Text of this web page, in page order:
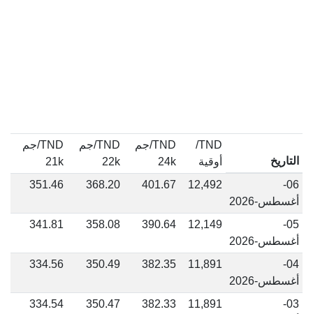
التاريخ
TND/
أوقية
TND/جم
24k
TND/جم
22k
TND/جم
21k
06-
أغسطس-2026
12,492
401.67
368.20
351.46
05-
أغسطس-2026
12,149
390.64
358.08
341.81
04-
أغسطس-2026
11,891
382.35
350.49
334.56
03-
11,891
382.33
350.47
334.54